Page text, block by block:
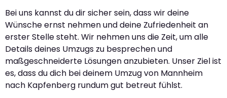
Bei uns kannst du dir sicher sein, dass wir deine
Wünsche ernst nehmen und deine Zufriedenheit an
erster Stelle steht. Wir nehmen uns die Zeit, um alle
Details deines Umzugs zu besprechen und
maßgeschneiderte Lösungen anzubieten. Unser Ziel ist
es, dass du dich bei deinem Umzug von Mannheim
nach Kapfenberg rundum gut betreut fühlst.